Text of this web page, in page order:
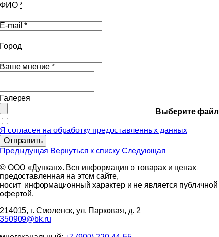
ФИО *
E-mail *
Город
Ваше мнение *
Галерея
Выберите файл
Я согласен на обработку предоставленных данных
Отправить
Предыдущая Вернуться к списку Следующая
© ООО «Дункан». Вся информация о товарах и ценах,
предоставленная на этом сайте,
носит информационный характер и не является публичной
офертой.
214015, г. Смоленск, ул. Парковая, д. 2
350909@bk.ru